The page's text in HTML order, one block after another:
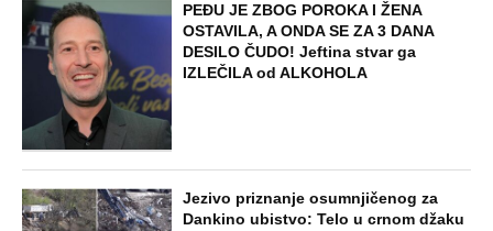
PEĐU JE ZBOG POROKA I ŽENA
OSTAVILA, A ONDA SE ZA 3 DANA
DESILO ČUDO! Jeftina stvar ga
IZLEČILA od ALKOHOLA
Jezivo priznanje osumnjičenog za
Dankino ubistvo: Telo u crnom džaku